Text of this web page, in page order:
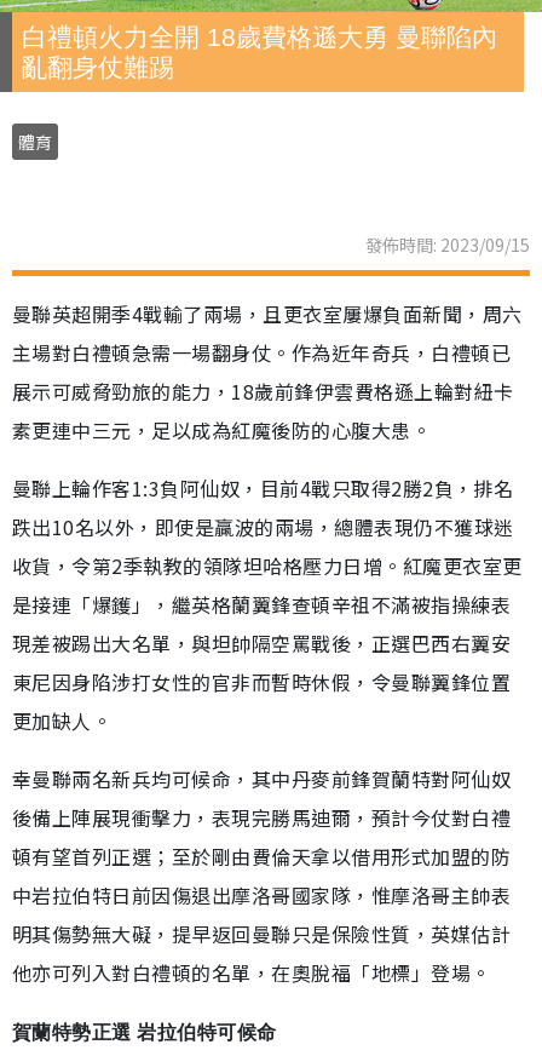
白禮頓火力全開 18歲費格遜大勇 曼聯陷內
亂翻身仗難踢
體育
發佈時間: 2023/09/15
曼聯英超開季4戰輸了兩場，且更衣室屢爆負面新聞，周六
主場對白禮頓急需一場翻身仗。作為近年奇兵，白禮頓已
展示可威脅勁旅的能力，18歲前鋒伊雲費格遜上輪對紐卡
素更連中三元，足以成為紅魔後防的心腹大患。
曼聯上輪作客1:3負阿仙奴，目前4戰只取得2勝2負，排名
跌出10名以外，即使是贏波的兩場，總體表現仍不獲球迷
收貨，令第2季執教的領隊坦哈格壓力日增。紅魔更衣室更
是接連「爆鑊」，繼英格蘭翼鋒查頓辛祖不滿被指操練表
現差被踢出大名單，與坦帥隔空罵戰後，正選巴西右翼安
東尼因身陷涉打女性的官非而暫時休假，令曼聯翼鋒位置
更加缺人。
幸曼聯兩名新兵均可候命，其中丹麥前鋒賀蘭特對阿仙奴
後備上陣展現衝擊力，表現完勝馬迪爾，預計今仗對白禮
頓有望首列正選；至於剛由費倫天拿以借用形式加盟的防
中岩拉伯特日前因傷退出摩洛哥國家隊，惟摩洛哥主帥表
明其傷勢無大礙，提早返回曼聯只是保險性質，英媒估計
他亦可列入對白禮頓的名單，在奧脫福「地標」登場。
賀蘭特勢正選 岩拉伯特可候命